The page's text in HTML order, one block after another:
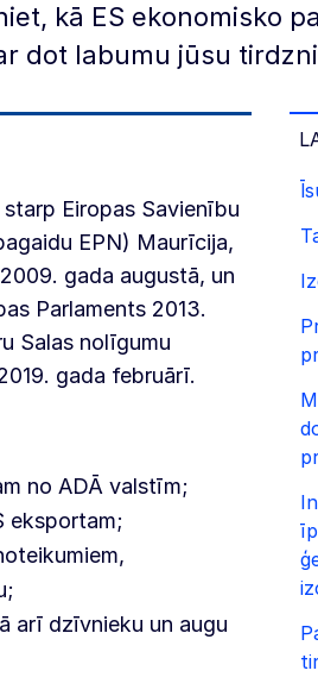
kā ES ekonomisko
dot labumu jūsu
Eiropas Savienību
EPN) Maurīcija,
gada augustā, un
Parlaments 2013.
Salas nolīgumu
gada februārī.
no ADĀ valstīm;
eksportam;
arī dzīvnieku un augu